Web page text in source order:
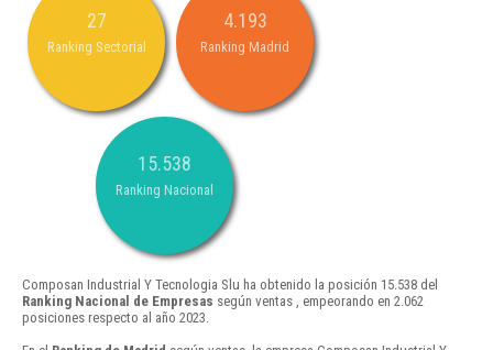
27
Ranking Sectorial
4.193
Ranking Madrid
15.538
Ranking Nacional
Composan Industrial Y Tecnologia Slu ha obtenido la posición 15.538 del
Ranking Nacional de Empresas según ventas , empeorando en 2.062
posiciones respecto al año 2023.